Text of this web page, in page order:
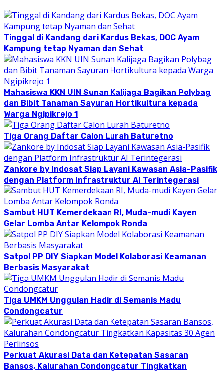
Tinggal di Kandang dari Kardus Bekas, DOC Ayam
Kampung tetap Nyaman dan Sehat
Mahasiswa KKN UIN Sunan Kalijaga Bagikan Polybag
dan Bibit Tanaman Sayuran Hortikultura kepada
Warga Ngipikrejo 1
Tiga Orang Daftar Calon Lurah Baturetno
Zankore by Indosat Siap Layani Kawasan Asia-Pasifik
dengan Platform Infrastruktur AI Terintegerasi
Sambut HUT Kemerdekaan RI, Muda-mudi Kayen
Gelar Lomba Antar Kelompok Ronda
Satpol PP DIY Siapkan Model Kolaborasi Keamanan
Berbasis Masyarakat
Tiga UMKM Unggulan Hadir di Semanis Madu
Condongcatur
Perkuat Akurasi Data dan Ketepatan Sasaran
Bansos, Kalurahan Condongcatur Tingkatkan